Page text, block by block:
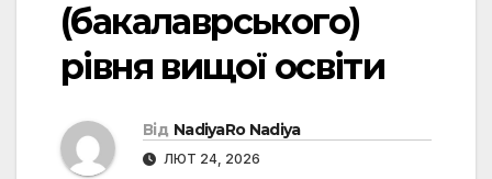
(бакалаврського)
рівня вищої освіти
Від NadiyaRo Nadiya
ЛЮТ 24, 2026